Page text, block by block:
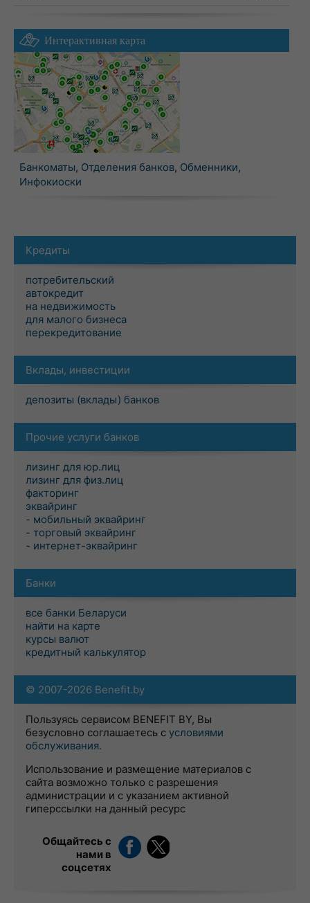
Интерактивная карта
Банкоматы, Отделения банков, Обменники,
Инфокиоски
Кредиты
потребительский
автокредит
на недвижимость
для малого бизнеса
перекредитование
Вклады, инвестиции
депозиты (вклады) банков
Прочие услуги банков
лизинг для юр.лиц
лизинг для физ.лиц
факторинг
эквайринг
- мобильный эквайринг
- торговый эквайринг
- интернет-эквайринг
Банки
все банки Беларуси
найти на карте
курсы валют
кредитный калькулятор
© 2007-2026 Benefit.by
Пользуясь сервисом BENEFIT BY, Вы
безусловно соглашаетесь с условиями
обслуживания.
Использование и размещение материалов с
сайта возможно только с разрешения
администрации и с указанием активной
гиперссылки на данный ресурс
Общайтесь с
нами в
соцсетях